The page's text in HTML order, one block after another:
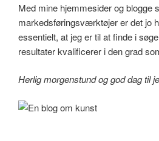
Med mine hjemmesider og blogge
markedsføringsværktøjer er det jo
essentielt, at jeg er til at finde i
resultater kvalificerer i den grad
Herlig morgenstund og god dag til